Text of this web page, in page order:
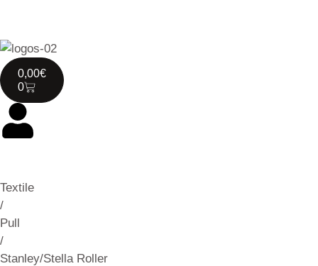
0,00€
0
Textile
/
Pull
/
Stanley/Stella Roller